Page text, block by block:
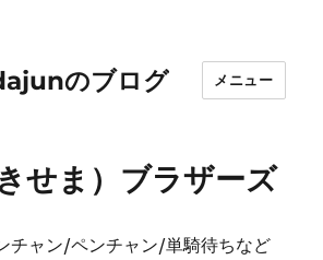
のブログ メニュー
せま）ブラザーズ
チャン/ペンチャン/単騎待ちなど